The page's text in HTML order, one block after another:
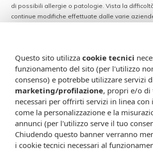
di possibili allergie o patologie. Vista la
continue modifiche effettuate dalle varie
alcuna responsabilità in caso di schede
aggiornate in tempo reale e presenza di errori o
non si assumono responsabilità in caso di
causato dall’accesso delle informazioni
shop.farmaciacavalieri.it.
ISCRIVITI ALLA
Questo sito utilizza cookie tecnici
funzionamento del sito (per l'utilizzo
consenso) e potrebbe utilizzare servizi
marketing/profilazione, propri e/o di
necessari per offrirti servizi in linea con
come la personalizzazione e la
annunci (per l'utilizzo serve il tuo
Chiudendo questo banner verranno
i cookie tecnici necessari al